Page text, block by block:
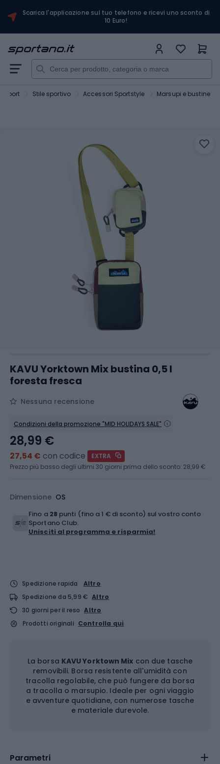
Scarica l'applicazione sul tuo telefono e ricevi uno sconto di
10 Euro!
Sport Stile sportivo Accessori Sportstyle Marsupi e bustine
KAVU Yorktown Mix bustina 0,5 l
foresta fresca
Nessuna recensione
Condizioni della promozione "MID HOLIDAYS SALE"
Dimensione OS
28,99 €
27,54 € con codice
EXTRA
Prezzo più basso degli ultimi 30 giorni prima dello sconto: 28,99 €
Fino a 28 punti (fino a 1 € di sconto) sul vostro conto
Sportano Club.
Unisciti al programma e risparmia!
Spedizione rapida
Altro
Spedizione da 5,99 € Altro
30 giorni per il reso Altro
Prodotti originali Controlla qui
La borsa KAVU Yorktown Mix con due tasche
removibili. Borsa resistente all'umidità con
tracolla regolabile, che può fungere da borsa
a tracolla o marsupio. Ideale per ogni viaggio
e avventure quotidiane, con numerose tasche
e materiale durevole.
Parametri